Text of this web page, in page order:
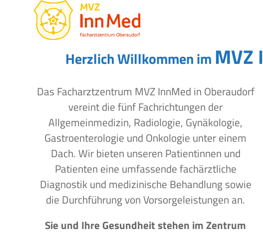
Open
mobile
menu
Close
mobile
menu
Herzlich Willkommen im MVZ
Das Facharztzentrum MVZ InnMed in Oberaudorf
vereint die fünf Fachrichtungen der
Allgemeinmedizin, Radiologie, Gynäkologie,
Gastroenterologie und Onkologie unter einem
Dach. Wir bieten unseren Patientinnen und
Patienten eine umfassende fachärztliche
Diagnostik und medizinische Behandlung sowie
die Durchführung von Vorsorgeleistungen an.
Sie und Ihre Gesundheit stehen im Zentrum